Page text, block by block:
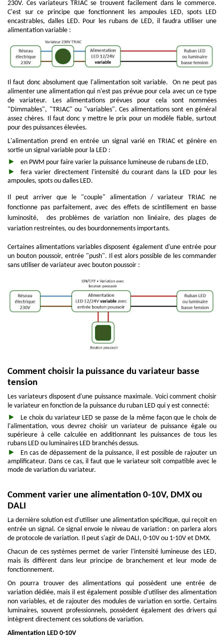
230V.Ces variateurs TRIAC se trouvent facilement dans le commerce.
C'est sur ce principe que fonctionnent les ampoules LED, spots LED
encastrables, dalles LED. Pour les rubans de LED, il faudra utiliser une
alimentation variable :
Il faut donc absolument que l'alimentation soit variable. On ne peut pas
alimenter une alimentation qui n'est pas prévue pour cela avec un ce type
de variateur. Les alimentations prévues pour cela sont nommées
"Dimmables", "TRIAC" ou "variables". Ces alimentations sont en général
assez chères. Il faut donc y mettre le prix pour un modèle fiable, surtout
pour des puissances élevées.
L'alimentation prend en entrée un signal varié en TRIAC et génère en
sortie un signal variable pour la LED :
en PWM pour faire varier la puissance lumineuse de rubans de LED,
fera varier directement l'intensité du courantdans la LED pour les
ampoules, spots ou dalles LED.
Il peut arriver que le "couple" alimentation / variateur TRIAC ne
fonctionne pas parfaitement, avecdes effets de scintillement en basse
luminosité, des problèmes de variation non linéaire, des plages de
variation restreintes, ou des bourdonnements importants.
Certaines alimentations variables disposent également d'une entrée pour
un bouton poussoir, entrée "push". Il est alors possible de les commander
sans utiliser de variateur avec bouton poussoir :
Comment choisir la puissance du variateur basse
tension
Les variateurs disposent d'une puissance maximale. Voici comment choisir
le variateur en fonction de la puissance du ruban LED qui y est connecté:
Le choix du variateur LED se passe de la même façon que le choix de
l'alimentation, vous devrez choisir un variateur de puissance égale ou
supérieure à celle calculée en additionnant les puissances de tous les
rubans LED ou luminaires LED branchés dessus.
En cas de dépassement de la puissance, il est possible de rajouter un
amplificateur. Dans ce cas, il faut que le variateur soit compatible avec le
mode de variation du variateur.
Comment varier une alimentation 0-10V, DMX ou
DALI
La dernière solution est d'utiliser une alimentation spécifique, qui reçoit en
entrée un signal. Ce signal envoie le niveau de variation : on parlera alors
de protocole de variation. Il peut s'agir de DALI, 0-10V ou 1-10V et DMX.
Chacun de ces systèmes permet de varier l'intensité lumineuse des LED,
mais ils diffèrent dans leur principe de branchement et leur mode de
fonctionnement.
On pourra trouver des alimentations qui possèdent une entrée de
variation dédiée, mais il est également possible d'utiliser des alimentation
non variables, et de rajouter des modules de variation en sortie. Certains
luminaires, souvent professionnels, possèdent également des drivers qui
intègrent directement ces solutions de variation.
Alimentation LED 0-10V